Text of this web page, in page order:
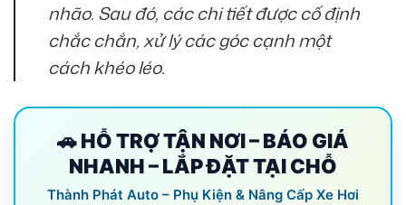
nhão. Sau đó, các chi tiết được cố định
chắc chắn, xử lý các góc cạnh một
cách khéo léo.
🚗 HỖ TRỢ TẬN NƠI – BÁO GIÁ
NHANH – LẮP ĐẶT TẠI CHỖ
Thành Phát Auto – Phụ Kiện & Nâng Cấp Xe Hơi